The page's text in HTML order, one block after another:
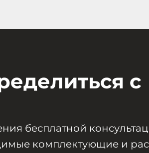
с
бесплатной
комплектующие и